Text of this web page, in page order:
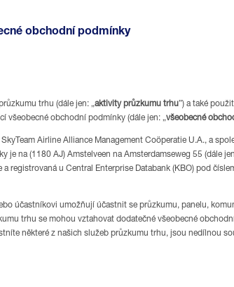
obchodní podmínky
trhu (dále jen: „aktivity průzkumu trhu”) a také
všeobecné obchodní podmínky (dále jen: „všeobecné
Airline Alliance Management Coöperatie U.A., a
na (1180 AJ) Amstelveen na Amsterdamseweg 55 (dále
registrovaná u Central Enterprise Databank (KBO) pod
účastníkovi umožňují účastnit se průzkumu, panelu,
trhu se mohou vztahovat dodatečné všeobecné
některé z našich služeb průzkumu trhu, jsou nedílnou